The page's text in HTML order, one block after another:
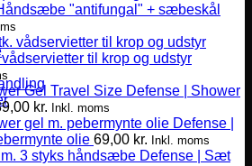
"antifungal" + sæbeskål
til krop og udstyr
Defense | Shower
kr. Inkl. moms
Defense |
olie 69,00 kr. Inkl. moms
Defense | Sæt